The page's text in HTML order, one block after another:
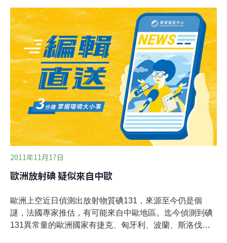
包括捷克、匈牙利、波蘭、斯洛伐克、奧地利和德國都偵
測到碘131異常量，但沒有任何國家或國際機構能夠追查
出放射物質原始來源，放射物質可能來自核電廠、工業或
研究用途的反應器。推動放射性資訊透明化的民間團體表
示，這表示國家或國家專責機構無法很快定位出放射性物
質來源，情況令人擔憂。
2011年11月17日
歐洲放射碘 疑似來自中歐
歐洲上空近日偵測出放射物質碘131，來源至今仍是個
謎，法國專家推估，有可能來自中歐地區。迄今偵測到碘
131異常量的歐洲國家有捷克、匈牙利、波蘭、斯洛伐